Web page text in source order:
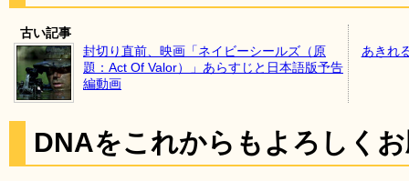
古い記事
封切り直前、映画「ネイビーシールズ（原
題：Act Of Valor）」あらすじと日本語版予告
編動画
あきれ
DNAをこれからもよろしく